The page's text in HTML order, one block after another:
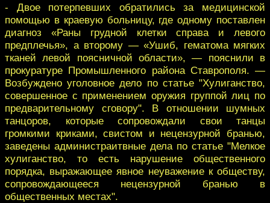
- Двое потерпевших обратились за медицинской
помощью в краевую больницу, где одному поставлен
диагноз «Раны грудной клетки справа и левого
предплечья», а второму — «Ушиб, гематома мягких
тканей левой поясничной области», — пояснили в
прокуратуре Промышленного района Ставрополя. —
Возбуждено уголовное дело по статье "Хулиганство,
совершенное с применением оружия группой лиц по
предварительному сговору". В отношении шумных
танцоров, которые сопровождали свои танцы
громкими криками, свистом и нецензурной бранью,
заведены администраитвные дела по статье "Мелкое
хулиганство, то есть нарушение общественного
порядка, выражающее явное неуважение к обществу,
сопровождающееся нецензурной бранью в
общественных местах".